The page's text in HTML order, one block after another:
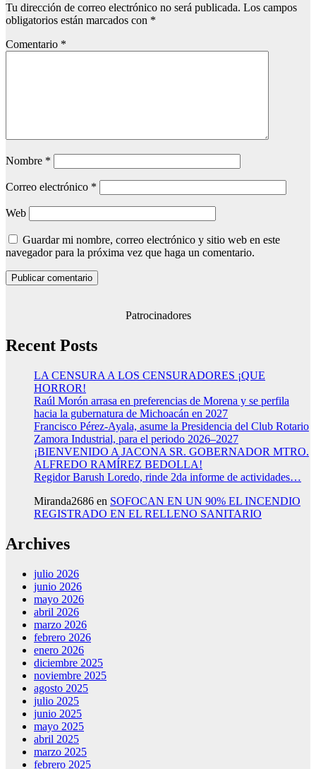
Tu dirección de correo electrónico no será publicada. Los campos
obligatorios están marcados con *
Comentario *
Nombre *
Correo electrónico *
Web
Guardar mi nombre, correo electrónico y sitio web en este
navegador para la próxima vez que haga un comentario.
Patrocinadores
Recent Posts
LA CENSURA A LOS CENSURADORES ¡QUE
HORROR!
Raúl Morón arrasa en preferencias de Morena y se perfila
hacia la gubernatura de Michoacán en 2027
Francisco Pérez-Ayala, asume la Presidencia del Club Rotario
Zamora Industrial, para el periodo 2026–2027
¡BIENVENIDO A JACONA SR. GOBERNADOR MTRO.
ALFREDO RAMÍREZ BEDOLLA!
Regidor Barush Loredo, rinde 2da informe de actividades…
Miranda2686 en SOFOCAN EN UN 90% EL INCENDIO
REGISTRADO EN EL RELLENO SANITARIO
Archives
julio 2026
junio 2026
mayo 2026
abril 2026
marzo 2026
febrero 2026
enero 2026
diciembre 2025
noviembre 2025
agosto 2025
julio 2025
junio 2025
mayo 2025
abril 2025
marzo 2025
febrero 2025